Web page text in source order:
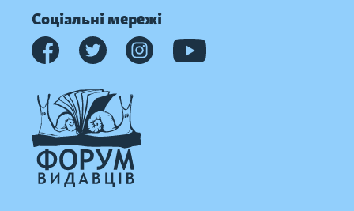
Соціальні мережі